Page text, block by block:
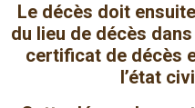
Le décès doit
du lieu de décès
certificat de décès
l’état